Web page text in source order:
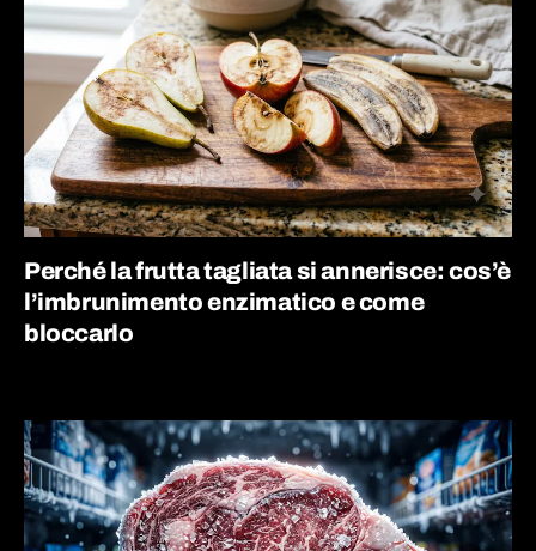
Perché la frutta tagliata si annerisce: cos’è
l’imbrunimento enzimatico e come
bloccarlo